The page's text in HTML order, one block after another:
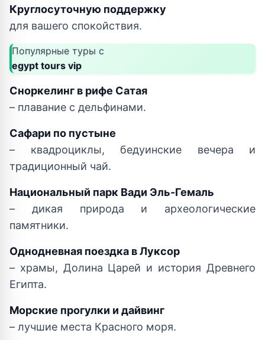
Круглосуточную поддержку
для вашего спокойствия.
Популярные туры с
egypt tours vip
Сноркелинг в рифе Сатая
– плавание с дельфинами.
Сафари по пустыне
– квадроциклы, бедуинские вечера и
традиционный чай.
Национальный парк Вади Эль-Гемаль
– дикая природа и археологические
памятники.
Однодневная поездка в Луксор
– храмы, Долина Царей и история Древнего
Египта.
Морские прогулки и дайвинг
– лучшие места Красного моря.